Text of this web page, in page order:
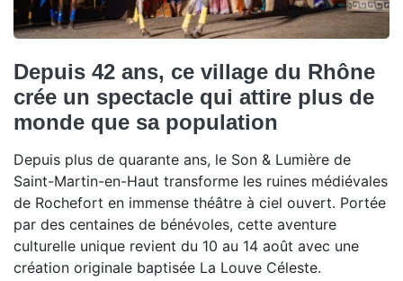
Depuis 42 ans, ce village du Rhône
crée un spectacle qui attire plus de
monde que sa population
Depuis plus de quarante ans, le Son & Lumière de
Saint-Martin-en-Haut transforme les ruines médiévales
de Rochefort en immense théâtre à ciel ouvert. Portée
par des centaines de bénévoles, cette aventure
culturelle unique revient du 10 au 14 août avec une
création originale baptisée La Louve Céleste.